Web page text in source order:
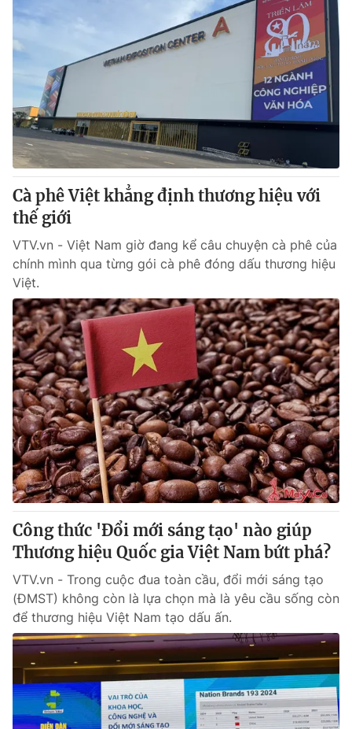
Chất lượng cuộc sống
Học trực tuyến
Công nghệ
Hitech Công nghệ tương lai
Sản phẩm
Thị trường
Tư vấn
Giao lưu trực tuyến
Lịch phát sóng
Chuyên mục khác
Emagazine Podcast
Photo Infographic
Video
VTV Money VTV Thể thao
VTV Sức khoẻ Bất động sản
Thị trường 24h Tấm lòng Việt
VTV4 Vươn mình bằng AI
VTV9 VTV8
Liên hệ tòa soạn English
THỜI BÁO VTV
Theo dõi báo trên
Cà phê Việt khẳng định thương hiệu với
thế giới
VTV.vn - Việt Nam giờ đang kể câu chuyện cà phê của
chính mình qua từng gói cà phê đóng dấu thương hiệu
Việt.
Công thức 'Đổi mới sáng tạo' nào giúp
Thương hiệu Quốc gia Việt Nam bứt phá?
VTV.vn - Trong cuộc đua toàn cầu, đổi mới sáng tạo
(ĐMST) không còn là lựa chọn mà là yêu cầu sống còn
để thương hiệu Việt Nam tạo dấu ấn.